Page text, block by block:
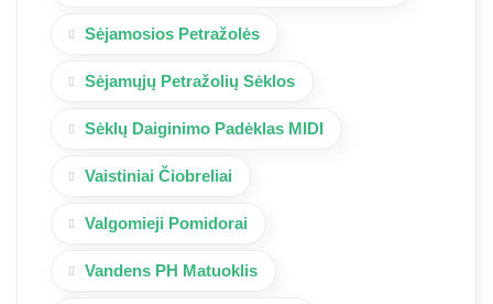
Sėjamosios Petražolės
Sėjamųjų Petražolių Sėklos
Sėklų Daiginimo Padėklas MIDI
Vaistiniai Čiobreliai
Valgomieji Pomidorai
Vandens PH Matuoklis